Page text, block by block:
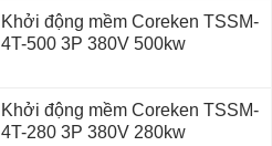
Khởi động mềm Coreken TSSM-
4T-500 3P 380V 500kw
Khởi động mềm Coreken TSSM-
4T-280 3P 380V 280kw